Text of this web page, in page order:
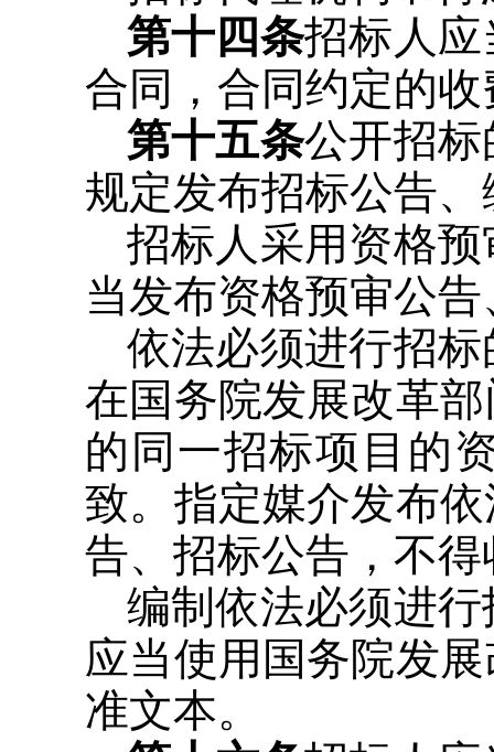
第十四条招标人
合同，合同约定的
第十五条公开招
规定发布招标公告
招标人采用资格
当发布资格预审公
依法必须进行招
在国务院发展改革
的同一招标项目的
致。指定媒介发布
告、招标公告，不
编制依法必须进
应当使用国务院发
准文本。